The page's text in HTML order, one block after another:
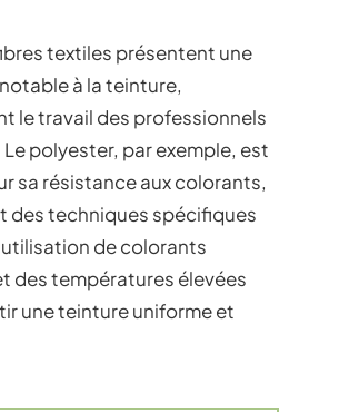
textiles présentent une
à la teinture,
le travail des professionnels
polyester, par exemple, est
sa résistance aux colorants,
des techniques spécifiques
de colorants
des températures élevées
une teinture uniforme et